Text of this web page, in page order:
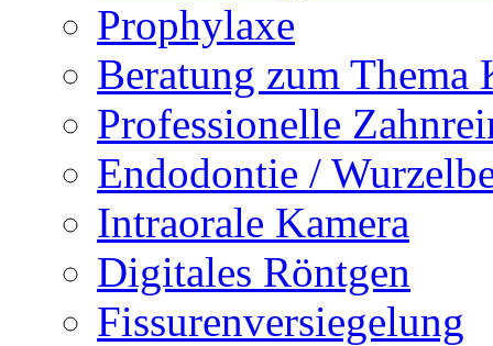
Prophylaxe
Beratung zum Thema
Professionelle
Endodontie /
Intraorale Kamera
Digitales Röntgen
Fissurenversiegelung